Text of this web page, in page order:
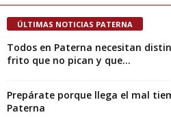
ÚLTIMAS NOTICIAS PATERNA
Todos en Paterna necesitan
frito que no pican y que...
Prepárate porque llega el mal
Paterna